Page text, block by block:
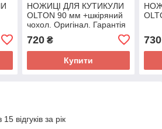
НОЖИЦІ ДЛЯ КУТИКУЛИ
OLTON 90 мм +шкіряний
чохол. Оригінал. Гарантія
720₴
Купити
730
відгуків за рік